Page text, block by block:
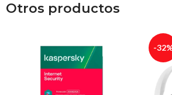
Otros productos
-